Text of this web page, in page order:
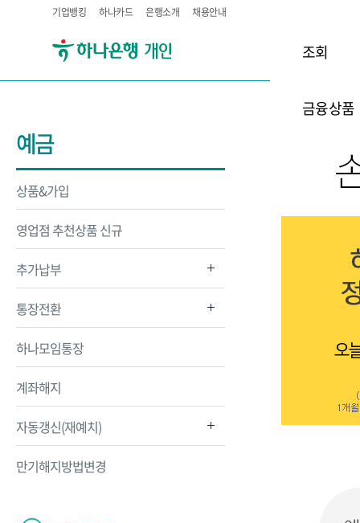
기업뱅킹 하나카드 은행소개 채용안내
조회
금융상품
예금
상품&가입
영업점 추천상품 신규
추가납부
통장전환
하나모임통장
계좌해지
자동갱신(재예치)
만기해지방법변경